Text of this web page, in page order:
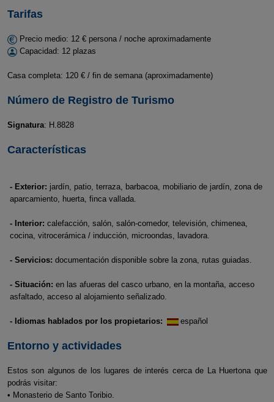
Tarifas
Precio medio: 12 € persona / noche aproximadamente
Capacidad: 12 plazas
Casa completa: 120 € / fin de semana (aproximadamente)
Número de Registro de Turismo
Signatura: H.8828
Características
- Exterior: jardín, patio, terraza, barbacoa, mobiliario de jardín, zona de
aparcamiento, huerta, finca vallada.
- Interior: calefacción, salón, salón-comedor, televisión, chimenea,
cocina, vitrocerámica / inducción, microondas, lavadora.
- Servicios: documentación disponible sobre la zona, rutas guiadas.
- Situación: en las afueras del casco urbano, en la montaña, acceso
asfaltado, acceso al alojamiento señalizado.
- Idiomas hablados por los propietarios: español
Entorno y actividades
Estos son algunos de los lugares de interés cerca de La Huertona que
podrás visitar:
• Monasterio de Santo Toribio.